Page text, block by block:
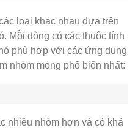
loại khác nhau dựa trên
Mỗi dòng có các thuộc tính
phù hợp với các ứng dụng
nhôm mỏng phổ biến nhất:
nhiều nhôm hơn và có khả